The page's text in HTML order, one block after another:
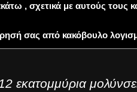
, σχετικά με αυτούς τους
σας από κακόβουλο
εκατομμύρια